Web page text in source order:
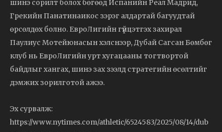
шинэ сорилт болох бөгөөд Испанийн Реал Мадрид,
Грекийн Панатинаикос зэрэг алдартай багуудтай
өрсөлдөх болно. ЕвроЛигийн гүйцэтгэх захирал
Паулиус Мотейюнасын хэлснээр, Дубай Сагсан Бөмбөг
клуб нь ЕвроЛигийн урт хугацааны тогтвортой
байдлыг хангах, шинэ зах зээлд стратегийн өсөлтийг
дэмжих зорилготой ажээ.
Эх сурвалж:
https://www.nytimes.com/athletic/6524583/2025/08/14/dub